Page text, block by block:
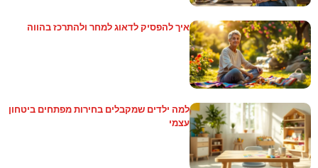
איך להפסיק לדאוג למחר ולהתרכז בהווה
למה ילדים שמקבלים בחירות מפתחים ביטחון
עצמי